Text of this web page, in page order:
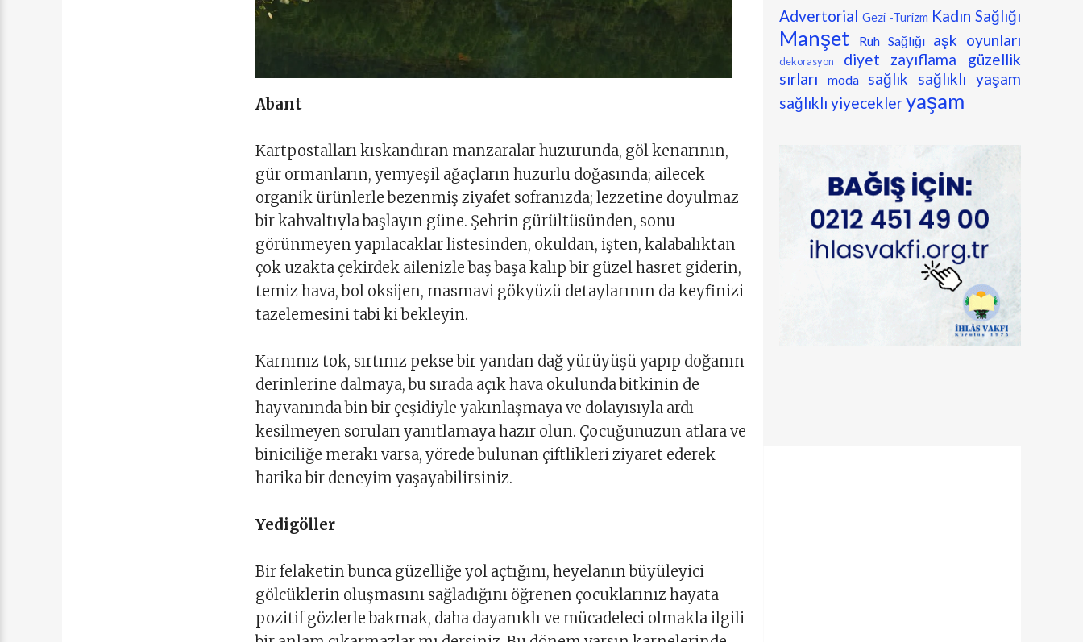
Abant
Kartpostalları kıskandıran manzaralar huzurunda, göl kenarının,
gür ormanların, yemyeşil ağaçların huzurlu doğasında; ailecek
organik ürünlerle bezenmiş ziyafet sofranızda; lezzetine doyulmaz
bir kahvaltıyla başlayın güne. Şehrin gürültüsünden, sonu
görünmeyen yapılacaklar listesinden, okuldan, işten, kalabalıktan
çok uzakta çekirdek ailenizle baş başa kalıp bir güzel hasret giderin,
temiz hava, bol oksijen, masmavi gökyüzü detaylarının da keyfinizi
tazelemesini tabi ki bekleyin.
Karnınız tok, sırtınız pekse bir yandan dağ yürüyüşü yapıp doğanın
derinlerine dalmaya, bu sırada açık hava okulunda bitkinin de
hayvanında bin bir çeşidiyle yakınlaşmaya ve dolayısıyla ardı
kesilmeyen soruları yanıtlamaya hazır olun. Çocuğunuzun atlara ve
biniciliğe merakı varsa, yörede bulunan çiftlikleri ziyaret ederek
harika bir deneyim yaşayabilirsiniz.
Yedigöller
Bir felaketin bunca güzelliğe yol açtığını, heyelanın büyüleyici
gölcüklerin oluşmasını sağladığını öğrenen çocuklarınız hayata
pozitif gözlerle bakmak, daha dayanıklı ve mücadeleci olmakla ilgili
Advertorial Gezi -Turizm Kadın Sağlığı
Manşet Ruh Sağlığı aşk oyunları
dekorasyon diyet zayıflama
güzellik
sırları
moda sağlık
sağlıklı yaşam
sağlıklı yiyecekleryaşam